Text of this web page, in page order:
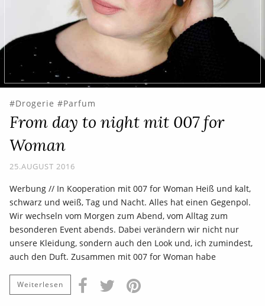
Drogerie Parfum
From day to night mit 007 for
Woman
25.AUGUST 2016
Werbung // In Kooperation mit 007 for Woman Heiß und kalt,
schwarz und weiß, Tag und Nacht. Alles hat einen Gegenpol.
Wir wechseln vom Morgen zum Abend, vom Alltag zum
besonderen Event abends. Dabei verändern wir nicht nur
unsere Kleidung, sondern auch den Look und, ich zumindest,
auch den Duft. Zusammen mit 007 for Woman habe
Weiterlesen